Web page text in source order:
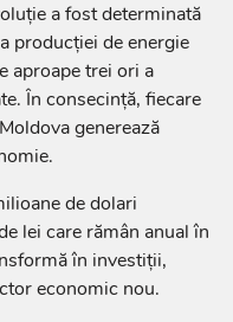
a fost determinată
producției de energie
aproape trei ori a
În consecință, fiecare
generează
de dolari
lei care rămân anual în
în investiții,
economic nou.